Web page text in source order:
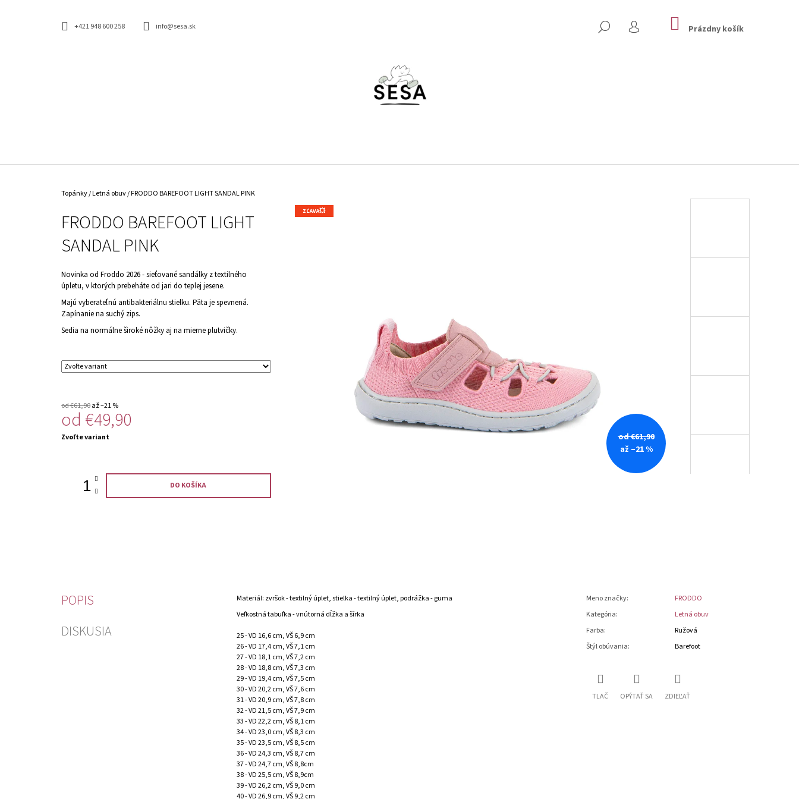
+421 948 600 258 info@sesa.sk HĽADAŤ
PRIHLÁSENIE
NÁKUPNÝ
KOŠÍK
Prázdny košík
Domov
Topánky/Letná obuv/FRODDO BAREFOOT LIGHT SANDAL PINK
FRODDO BAREFOOT LIGHT
SANDAL PINK
ZĽAVA💥
od €61,90
až –21 %
Novinka od Froddo 2026 - sieťované sandálky z textilného
úpletu, v ktorých prebeháte od jari do teplej jesene.
Majú vyberateľnú antibakteriálnu stielku. Päta je spevnená.
Zapínanie na suchý zips.
Sedia na normálne široké nôžky aj na mierne plutvičky.
od €61,90až –21 %
od €49,90
Jednotková
Zvoľte variant
DO KOŠÍKA
POPIS
DISKUSIA
Materiál: zvršok - textilný úplet, stielka - textilný úplet, podrážka - guma
Veľkostná tabuľka - vnútorná dĺžka a šírka
25 - VD 16,6 cm, VŠ 6,9 cm
26 - VD 17,4 cm, VŠ 7,1 cm
27 - VD 18,1 cm, VŠ 7,2 cm
28 - VD 18,8 cm, VŠ 7,3 cm
29 - VD 19,4 cm, VŠ 7,5 cm
30 - VD 20,2 cm, VŠ 7,6 cm
31 - VD 20,9 cm, VŠ 7,8 cm
32 - VD 21,5 cm, VŠ 7,9 cm
33 - VD 22,2 cm, VŠ 8,1 cm
34 - VD 23,0 cm, VŠ 8,3 cm
35 - VD 23,5 cm, VŠ 8,5 cm
36 - VD 24,3 cm, VŠ 8,7 cm
37 - VD 24,7 cm, VŠ 8,8cm
38 - VD 25,5 cm, VŠ 8,9cm
39 - VD 26,2 cm, VŠ 9,0 cm
40 - VD 26,9 cm, VŠ 9,2 cm
Meno značky:
FRODDO
Kategória:
Letná obuv
Farba:
Ružová
Štýl obúvania: Barefoot
TLAČ OPÝTAŤ SA ZDIEĽAŤ
ČO POTREBUJETE NÁJSŤ?
ODPORÚČAME